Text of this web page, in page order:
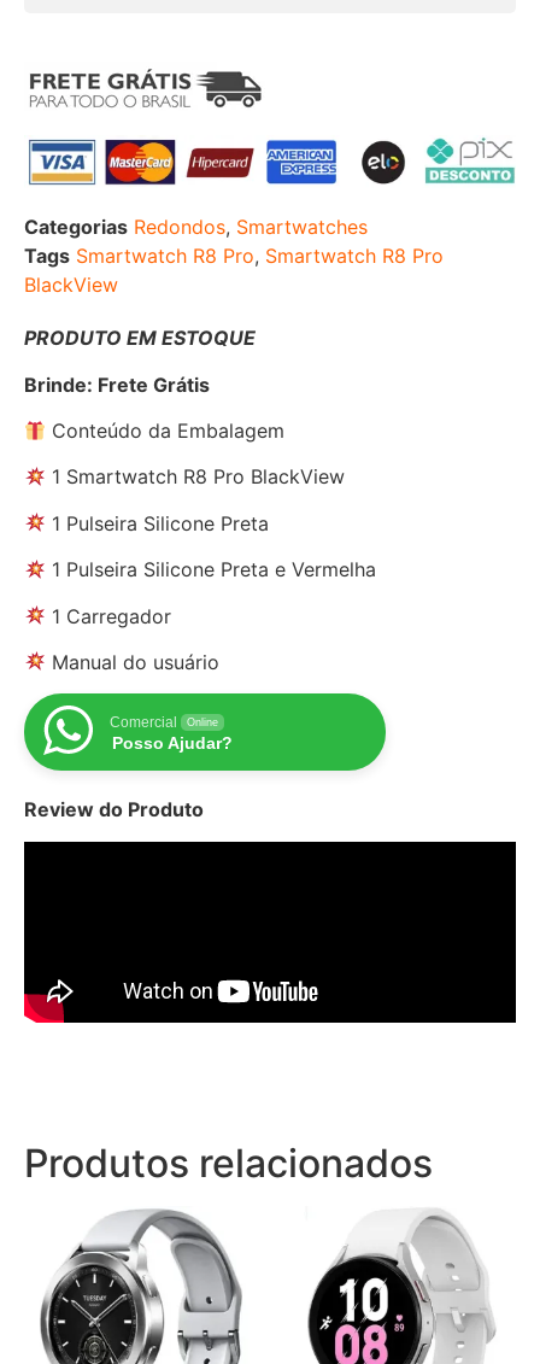
Categorias Redondos, Smartwatches
Tags Smartwatch R8 Pro, Smartwatch R8 Pro
BlackView
PRODUTO EM ESTOQUE
Brinde: Frete Grátis
Conteúdo da Embalagem
1 Smartwatch R8 Pro BlackView
1 Pulseira Silicone Preta
1 Pulseira Silicone Preta e Vermelha
1 Carregador
Manual do usuário
Comercial Online
Posso Ajudar?
Review do Produto
Produtos relacionados